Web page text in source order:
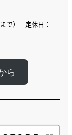
で） 定休日：
ら